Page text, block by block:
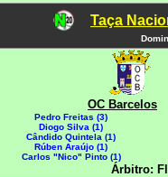
Taça
OC Barcelos
Pedro Freitas (3)
Diogo Silva (1)
Cândido Quintela (1)
Rúben Araújo (1)
Carlos "Nico" Pinto (1)
Árbitro: